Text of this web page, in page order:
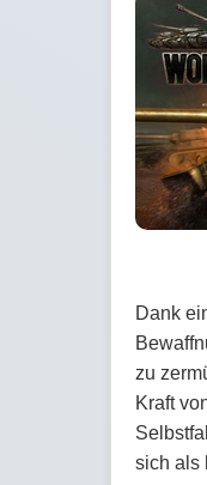
Dank
zu
Kraft
sich als